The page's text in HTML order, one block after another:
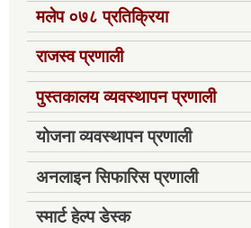
मलेप ०७८ प्रतिक्रिया
राजस्व प्रणाली
पुस्तकालय व्यवस्थापन प्रणाली
योजना व्यवस्थापन प्रणाली
अनलाइन सिफारिस प्रणाली
स्मार्ट हेल्प डेस्क